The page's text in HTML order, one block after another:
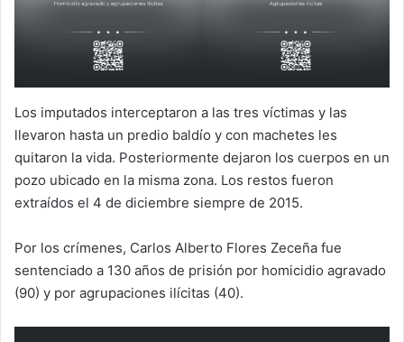
Los imputados interceptaron a las tres víctimas y las
llevaron hasta un predio baldío y con machetes les
quitaron la vida. Posteriormente dejaron los cuerpos en un
pozo ubicado en la misma zona. Los restos fueron
extraídos el 4 de diciembre siempre de 2015.
Por los crímenes, Carlos Alberto Flores Zeceña fue
sentenciado a 130 años de prisión por homicidio agravado
(90) y por agrupaciones ilícitas (40).